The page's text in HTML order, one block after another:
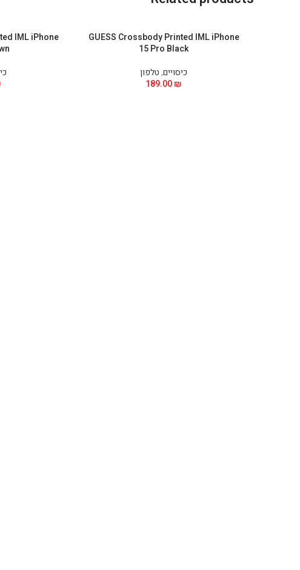
GUESS Crossbody Printed IML iPhone
15 Pro Black
כיסויים,טלפון
189.00₪
IML iPhone